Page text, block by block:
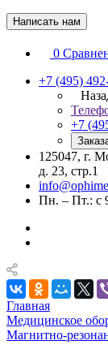
Написать нам
0
+7 (495)
+7
125047, г.
д. 23, стр.1
Пн. – Пт.: с
Главная
Медицинское
Магнитно-